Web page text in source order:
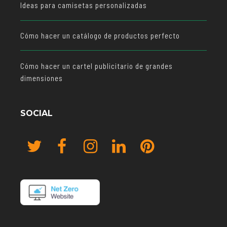
Ideas para camisetas personalizadas
Cómo hacer un catálogo de productos perfecto
Cómo hacer un cartel publicitario de grandes
dimensiones
SOCIAL